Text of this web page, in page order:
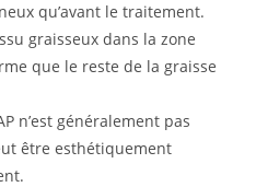
qu’avant le traitement.
graisseux dans la zone
que le reste de la graisse
n’est généralement pas
être esthétiquement